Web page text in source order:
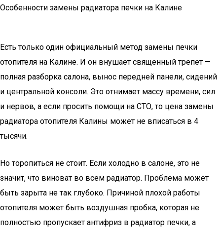
Особенности замены радиатора печки на Калине
Есть только один официальный метод замены печки
отопителя на Калине. И он внушает священный трепет —
полная разборка салона, вынос передней панели, сидений
и центральной консоли. Это отнимает массу времени, сил
и нервов, а если просить помощи на СТО, то цена замены
радиатора отопителя Калины может не вписаться в 4
тысячи.
Но торопиться не стоит. Если холодно в салоне, это не
значит, что виноват во всем радиатор. Проблема может
быть зарыта не так глубоко. Причиной плохой работы
отопителя может быть воздушная пробка, которая не
полностью пропускает антифриз в радиатор печки, а